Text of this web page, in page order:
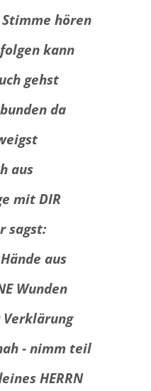
Stimme hören
kann
gehst
da
aus
mit DIR
sagst:
aus
Wunden
- nimm teil
HERRN